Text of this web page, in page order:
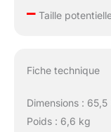
–Taille
Fiche technique
Dimensions :
Poids : 6,6 kg